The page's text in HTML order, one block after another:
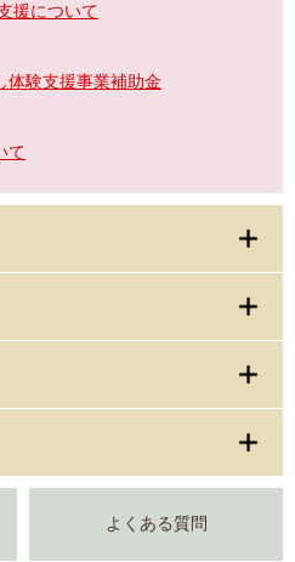
援について
体験支援事業補助金
て
よくある質問